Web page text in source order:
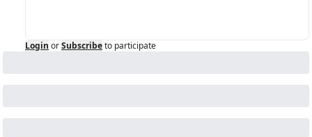
Login orSubscribeto participate